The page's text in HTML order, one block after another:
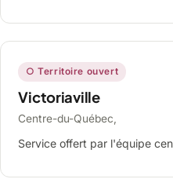
○ Territoire ouvert
Victoriaville
Centre-du-Québec,
Service offert par l'équipe